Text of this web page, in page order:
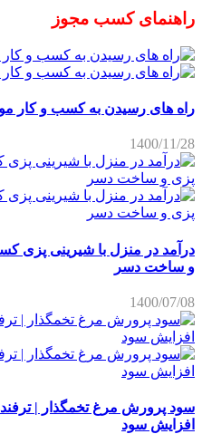
کسب مجوز
های رسیدن به کسب و کار موفق
1400/
در منزل با شیرینی پزی کسب
دسر
1400/
پرورش مرغ تخمگذار |
سود